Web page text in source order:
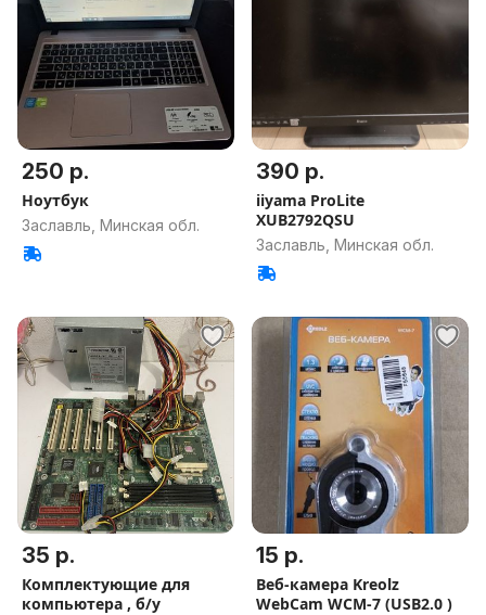
250 р.
Ноутбук
Заславль, Минская обл.
390 р.
iiyama ProLite
XUB2792QSU
Заславль, Минская обл.
35 р.
Комплектующие для
компьютера , б/у
15 р.
Веб-камера Kreolz
WebCam WCM-7 (USB2.0 )